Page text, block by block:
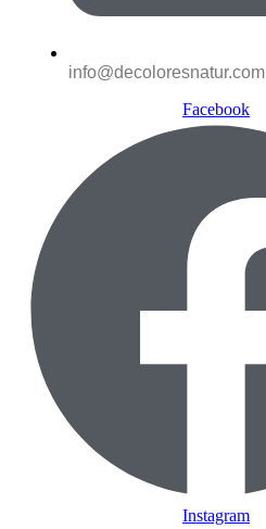
info@decoloresnatur.com
Facebook
Instagram